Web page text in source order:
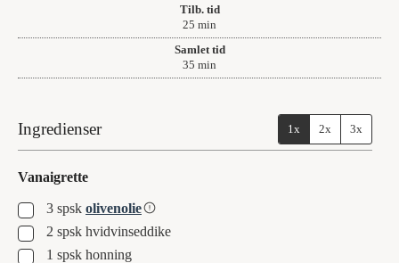
Tilb. tid
25 minutter
min
Samlet tid
35 minutter
min
Ingredienser 1x 2x 3x
Vanaigrette
▢
3 spsk olivenolie
▢
2 spsk hvidvinseddike
▢1 spsk honning